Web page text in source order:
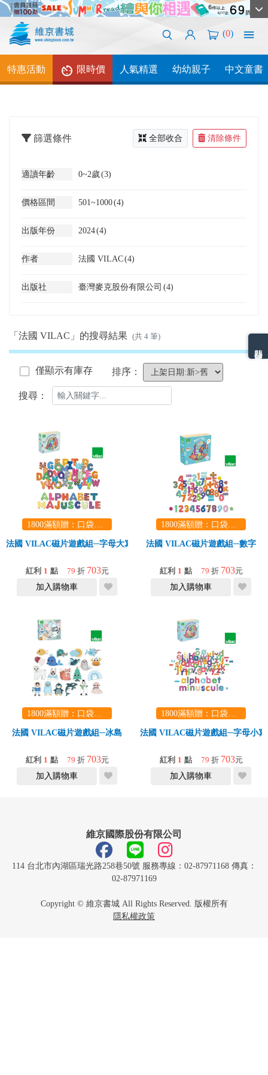
(0)
特惠活動 限時價 人氣精選 幼幼親子 中文童書
篩選條件 全部收合 清除條件
適讀年齡 0~2歲(3)
價格區間 501~1000(4)
出版年份 2024(4)
作者 法國 VILAC(4)
出版社 臺灣麥克股份有限公司 (4)
「法國 VILAC」的搜尋結果 (共 4 筆)
僅顯示有庫存 排序：
搜尋：
1800滿額贈：口袋玩具一份（隨機出貨） (summer read)
法國 VILAC磁片遊戲組─字母大寫
紅利 1 點 79 折 703元
加入購物車
1800滿額贈：口袋玩具一份（隨機出貨） (summer read)
法國 VILAC磁片遊戲組─數字
紅利 1 點 79 折 703元
加入購物車
1800滿額贈：口袋玩具一份（隨機出貨） (summer read)
法國 VILAC磁片遊戲組─冰島
紅利 1 點 79 折 703元
加入購物車
1800滿額贈：口袋玩具一份（隨機出貨） (summer read)
法國 VILAC磁片遊戲組─字母小寫
紅利 1 點 79 折 703元
加入購物車
維京國際股份有限公司
114 台北市內湖區瑞光路258巷50號 服務專線：02-87971168 傳真：
02-87971169
Copyright © 維京書城 All Rights Reserved. 版權所有
隱私權政策